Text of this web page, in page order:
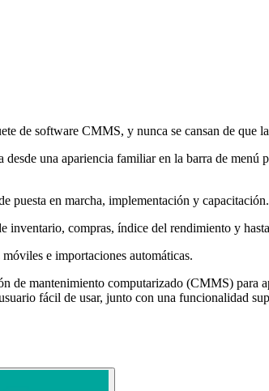
de software CMMS, y nunca se cansan de que
una apariencia familiar en la barra de menú
puesta en marcha, implementación y capacitación.
inventario, compras, índice del rendimiento y
e importaciones automáticas.
mantenimiento computarizado (CMMS) para
fácil de usar, junto con una funcionalidad